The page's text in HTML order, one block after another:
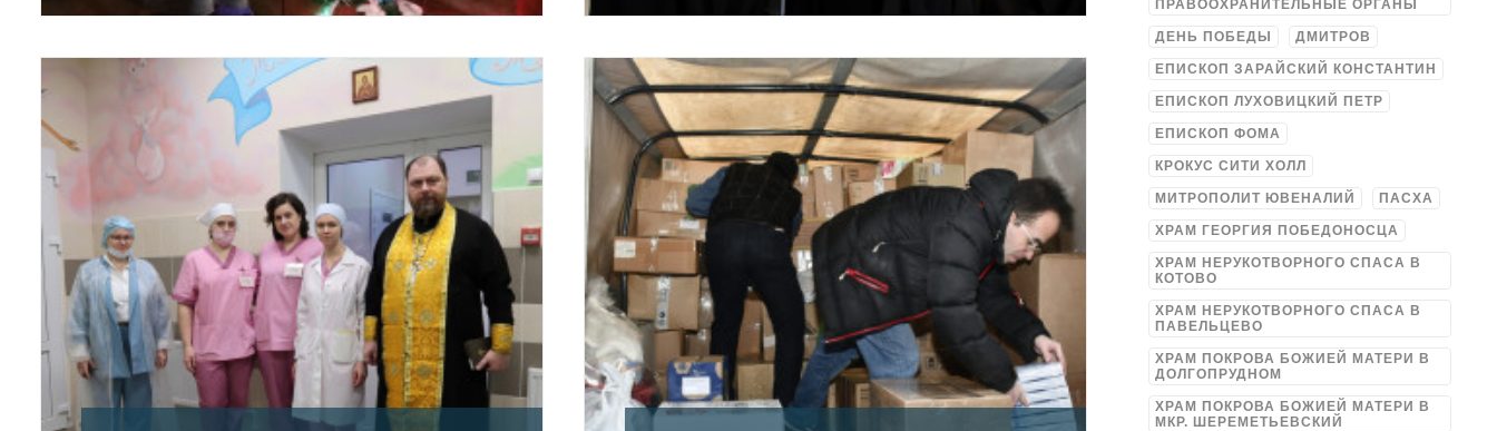
ПРАВООХРАНИТЕЛЬНЫЕ ОРГАНЫ
ДЕНЬ ПОБЕДЫ ДМИТРОВ
ЕПИСКОП ЗАРАЙСКИЙ КОНСТАНТИН
ЕПИСКОП ЛУХОВИЦКИЙ ПЕТР
ЕПИСКОП ФОМА
КРОКУС СИТИ ХОЛЛ
МИТРОПОЛИТ ЮВЕНАЛИЙ ПАСХА
ХРАМ ГЕОРГИЯ ПОБЕДОНОСЦА
ХРАМ НЕРУКОТВОРНОГО СПАСА В
КОТОВО
ХРАМ НЕРУКОТВОРНОГО СПАСА В
ПАВЕЛЬЦЕВО
ХРАМ ПОКРОВА БОЖИЕЙ МАТЕРИ В
ДОЛГОПРУДНОМ
ХРАМ ПОКРОВА БОЖИЕЙ МАТЕРИ В
МКР. ШЕРЕМЕТЬЕВСКИЙ